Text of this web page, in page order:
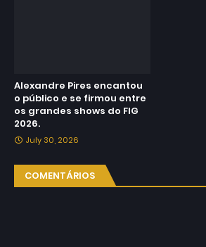
Alexandre Pires encantou
o público e se firmou entre
os grandes shows do FIG
2026.
July 30, 2026
COMENTÁRIOS